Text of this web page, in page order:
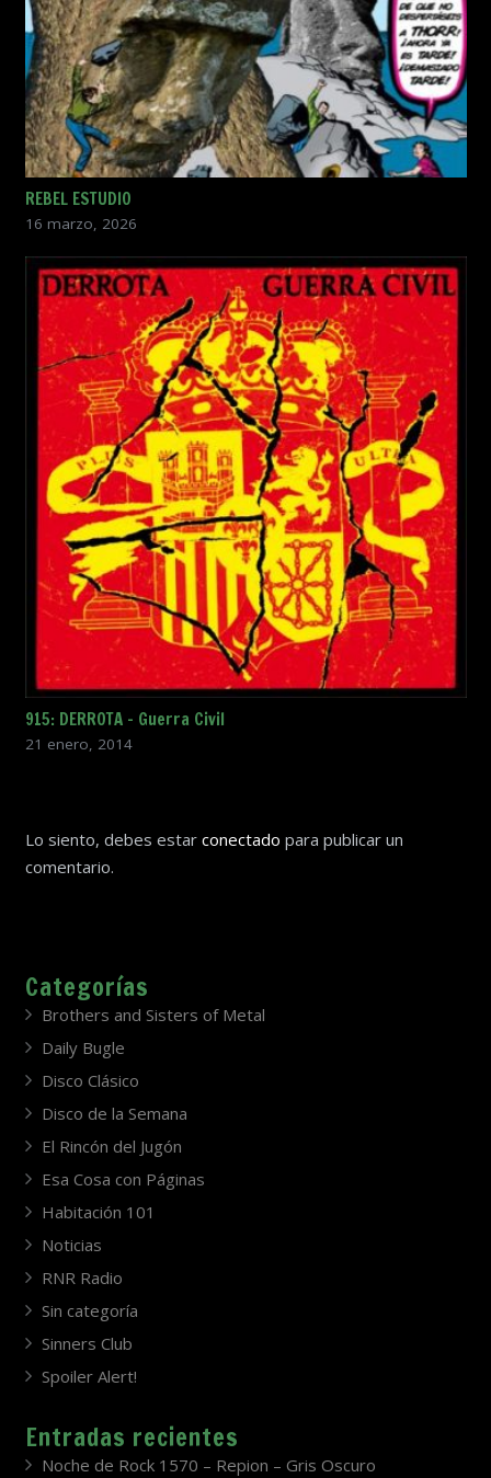
REBEL ESTUDIO
16 marzo, 2026
915: DERROTA – Guerra Civil
21 enero, 2014
Lo siento, debes estar conectado para publicar un
comentario.
Categorías
Brothers and Sisters of Metal
Daily Bugle
Disco Clásico
Disco de la Semana
El Rincón del Jugón
Esa Cosa con Páginas
Habitación 101
Noticias
RNR Radio
Sin categoría
Sinners Club
Spoiler Alert!
Entradas recientes
Noche de Rock 1570 – Repion – Gris Oscuro